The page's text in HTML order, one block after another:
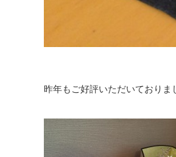
昨年もご好評いただいておりま